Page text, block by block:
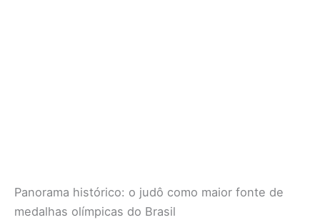
Panorama histórico: o judô como maior fonte de
medalhas olímpicas do Brasil